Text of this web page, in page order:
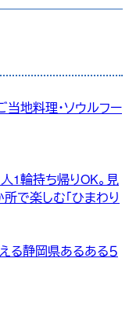
当地料理・ソウルフー
1輪持ち帰りOK。見
で楽しむ「ひまわり
る静岡県あるある５